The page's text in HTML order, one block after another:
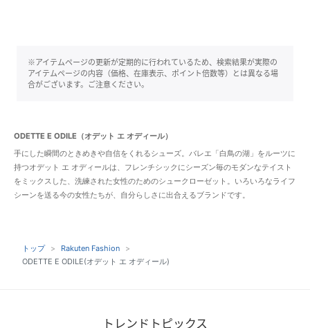
※アイテムページの更新が定期的に行われているため、検索結果が実際の
アイテムページの内容（価格、在庫表示、ポイント倍数等）とは異なる場
合がございます。ご注意ください。
ODETTE E ODILE（オデット エ オディール）
手にした瞬間のときめきや自信をくれるシューズ。バレエ「白鳥の湖」をルーツに
持つオデット エ オディールは、フレンチシックにシーズン毎のモダンなテイスト
をミックスした、洗練された女性のためのシュークローゼット。いろいろなライフ
シーンを送る今の女性たちが、自分らしさに出合えるブランドです。
トップ
Rakuten Fashion
ODETTE E ODILE(オデット エ オディール)
トレンドトピックス